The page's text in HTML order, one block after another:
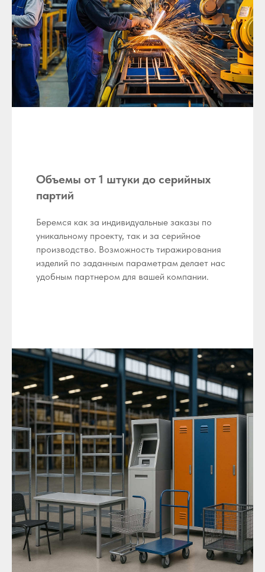
Объемы от 1 штуки до серийных
партий
Беремся как за индивидуальные заказы по
уникальному проекту, так и за серийное
производство. Возможность тиражирования
изделий по заданным параметрам делает нас
удобным партнером для вашей компании.